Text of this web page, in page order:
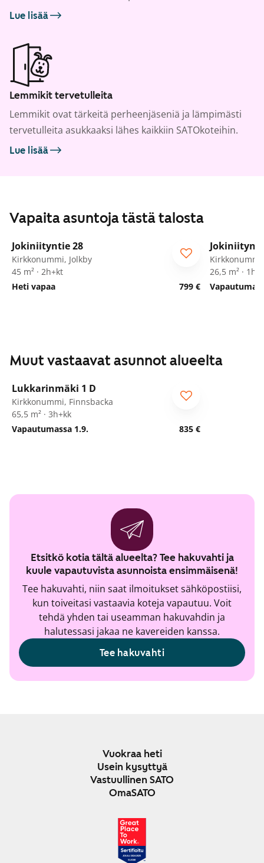
Lue lisää
Lemmikit tervetulleita
Lemmikit ovat tärkeitä perheenjäseniä ja lämpimästi
tervetulleita asukkaaksi lähes kaikkiin SATOkoteihin.
Lue lisää
Vapaita asuntoja tästä talosta
/43
Jokiniityntie 28
Kirkkonummi, Jolkby
45 m² · 2h+kt
Heti vapaa
799 €
26,5 m² ·
Muut vastaavat asunnot alueelta
ARA
Lukkarinmäki 1 D
Kirkkonummi, Finnsbacka
65,5 m² · 3h+kk
Vapautumassa 1.9.
835 €
Etsitkö kotia tältä alueelta? Tee hakuvahti ja
kuule vapautuvista asunnoista ensimmäisenä!
Tee hakuvahti, niin saat ilmoitukset sähköpostiisi,
kun toiveitasi vastaavia koteja vapautuu. Voit
tehdä yhden tai useamman hakuvahdin ja
halutessasi jakaa ne kavereiden kanssa.
Tee hakuvahti
Vuokraa heti
Usein kysyttyä
Vastuullinen SATO
OmaSATO
JOULU 2024-2025
SUOMI